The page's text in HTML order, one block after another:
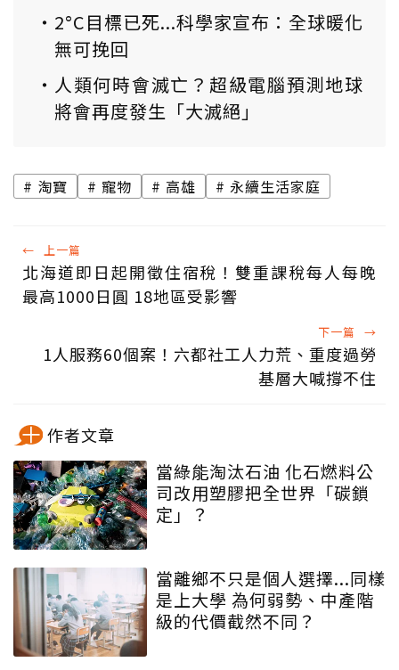
2°C目標已死...科學家宣布：全球暖化
無可挽回
人類何時會滅亡？超級電腦預測地球
將會再度發生「大滅絕」
淘寶 寵物 高雄 永續生活家庭
← 上一篇
北海道即日起開徵住宿稅！雙重課稅每人每晚
最高1000日圓 18地區受影響
下一篇 →
1人服務60個案！六都社工人力荒、重度過勞
基層大喊撐不住
作者文章
當綠能淘汰石油 化石燃料公
司改用塑膠把全世界「碳鎖
定」？
當離鄉不只是個人選擇...同樣
是上大學 為何弱勢、中產階
級的代價截然不同？